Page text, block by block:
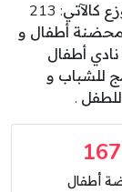
تنشط بولاية منوبة 403 مؤسسة طفولة تتوزع كالآتي: 213
محضنة مدرسية و 167 روضة أطفال و 13 محضنة أطفال و
4 نادي أطفال عمومي و 2 مركب طفولة و 1 نادي أطفال
و 1 مركز مندمج للشباب و
167
أطفال